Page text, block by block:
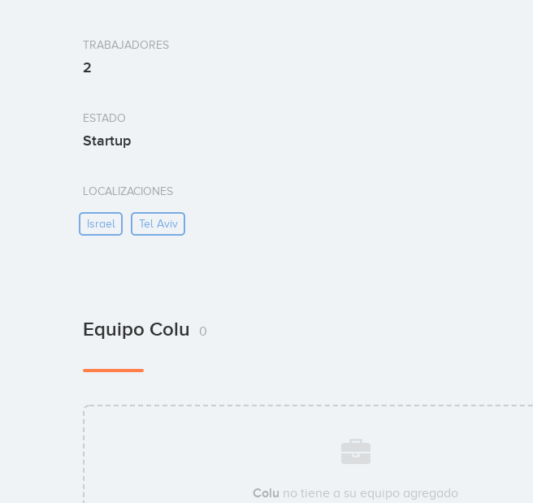
TRABAJADORES
2
ESTADO
Startup
LOCALIZACIONES
Israel Tel Aviv
Equipo Colu 0
Colu no tiene a su equipo agregado